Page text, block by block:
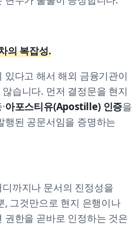
의 복잡성.
있다고 해서 해외 금융기관이
습니다. 먼저 결정문을 현지
아포스티유(Apostille) 인증을
행된 공문서임을 증명하는
까지나 문서의 진정성을
, 그것만으로 현지 은행이나
권한을 곧바로 인정하는 것은